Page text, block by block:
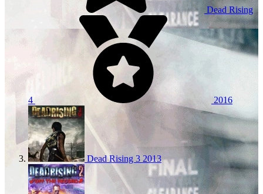
Dead Rising
4 2016
Dead Rising 3 2013